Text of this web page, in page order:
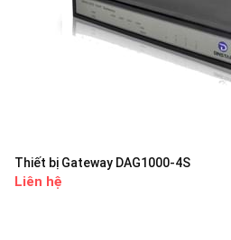
Thiết bị Gateway DAG1000-4S
Liên hệ